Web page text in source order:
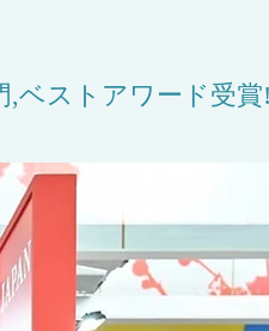
,ベストアワード受賞